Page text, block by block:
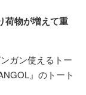
荷物が増えて重
ガン使えるトー
』のトート